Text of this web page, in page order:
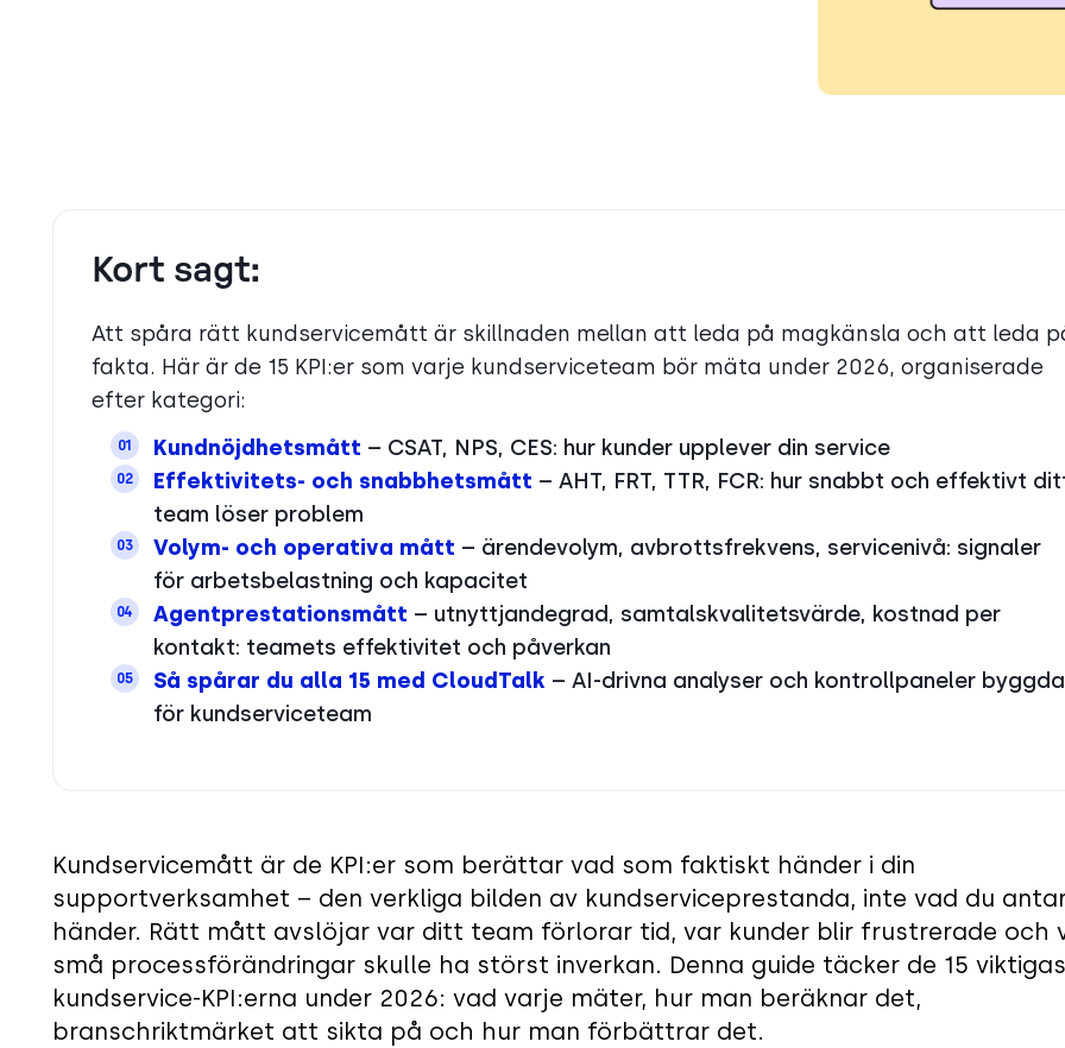
Kort sagt:
Att spåra rätt kundservicemått är skillnaden mellan att leda på magkänsla och att leda
fakta. Här är de 15 KPI:er som varje kundserviceteam bör mäta under 2026, organiserade
efter kategori:
01 Kundnöjdhetsmått – CSAT, NPS, CES: hur kunder upplever din service
02 Effektivitets- och snabbhetsmått – AHT, FRT, TTR, FCR: hur snabbt och effektivt
team löser problem
03 Volym- och operativa mått – ärendevolym, avbrottsfrekvens, servicenivå: signaler
för arbetsbelastning och kapacitet
04 Agentprestationsmått – utnyttjandegrad, samtalskvalitetsvärde, kostnad per
kontakt: teamets effektivitet och påverkan
05 Så spårar du alla 15 med CloudTalk – AI-drivna analyser och kontrollpaneler byggda
för kundserviceteam
Kundservicemått är de KPI:er som berättar vad som faktiskt händer i din
supportverksamhet – den verkliga bilden av kundserviceprestanda, inte vad du
händer. Rätt mått avslöjar var ditt team förlorar tid, var kunder blir frustrerade och
små processförändringar skulle ha störst inverkan. Denna guide täcker de 15
kundservice-KPI:erna under 2026: vad varje mäter, hur man beräknar det,
branschriktmärket att sikta på och hur man förbättrar det.